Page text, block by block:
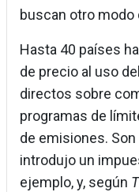
buscan otro modo
Hasta 40 países
de precio al uso
directos sobre
programas de
de emisiones.
introdujo un
ejemplo, y, según